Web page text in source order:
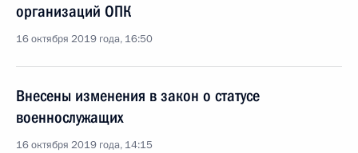
организаций ОПК
16 октября 2019 года, 16:50
Внесены изменения в закон о статусе
военнослужащих
16 октября 2019 года, 14:15